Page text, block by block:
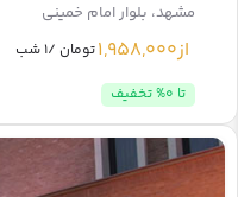
مشهد، بلوار امام خمینی
از1,958,000تومان /1 شب
تا 0% تخفیف